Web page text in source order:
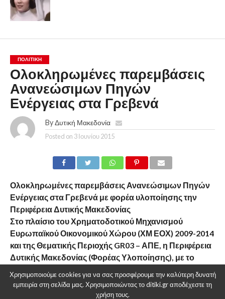
ΠΟΛΙΤΙΚΉ
Ολοκληρωμένες παρεμβάσεις
Ανανεώσιμων Πηγών
Ενέργειας στα Γρεβενά
By Δυτική Μακεδονία
Posted on 3 Ιουνίου 2015
Ολοκληρωμένες παρεμβάσεις Ανανεώσιμων Πηγών
Ενέργειας στα Γρεβενά με φορέα υλοποίησης την
Περιφέρεια Δυτικής Μακεδονίας
Στο πλαίσιο του Χρηματοδοτικού Μηχανισμού
Ευρωπαϊκού Οικονομικού Χώρου (ΧΜ ΕΟΧ) 2009-2014
και της Θεματικής Περιοχής GR03 – ΑΠΕ, η Περιφέρεια
Δυτικής Μακεδονίας (Φορέας Υλοποίησης), με το
Γρεβενών (Εταίρος 2) υπέβαλαν προς το Κέντρο
Ανανεωσίμων & Εξοικονόμησης Ενέργειας (ΚΑΠΕ) –
Χρησιμοποιούμε cookies για να σας προσφέρουμε την καλύτερη δυνατή
εμπειρία στη σελίδα μας. Χρησιμοποιώντας το ditiki.gr αποδέχεστε τη
χρήση τους.